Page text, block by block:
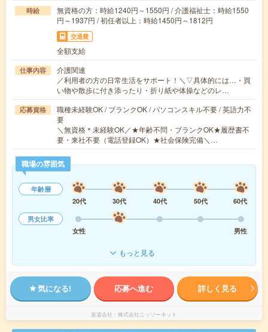
時給
無資格の方：時給1240円～1550円 / 介護福祉士：時給1550
円～1937円 / 初任者以上：時給1450円～1812円
交通費
全額支給
仕事内容
介護関連
／利用者の方の日常生活をサポート！＼▽具体的には…・買
い物や散歩に付き添ったり・折り紙や体操などのレ…
応募資格
職種未経験OK / ブランクOK / パソコンスキル不要 / 英語力不
要
＼無資格＊未経験OK／★年齢不問・ブランクOK★履歴書不
要・来社不要（電話登録OK）★社会保険完備＼…
職場の雰囲気
年齢層
20代
30代 40代 50代
60代
男女比率
女性
男性
もっと見る
気になる! 応募へ進む 詳しく見る
派遣会社 株式会社ニッソーネット